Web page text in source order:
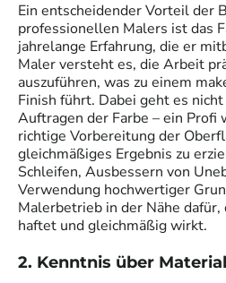
Ein entscheidender Vorteil der
professionellen Malers ist das
jahrelange Erfahrung, die er
Maler versteht es, die Arbeit
auszuführen, was zu einem
Finish führt. Dabei geht es
Auftragen der Farbe – ein Profi
richtige Vorbereitung der
gleichmäßiges Ergebnis zu
Schleifen, Ausbessern von
Verwendung hochwertiger
Malerbetrieb in der Nähe
haftet und gleichmäßig wirkt.
2. Kenntnis über